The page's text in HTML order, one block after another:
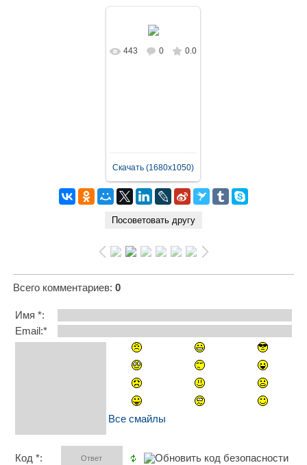
В реальном
443 0 0.0
Скачать (1680x1050)
Всего комментариев: 0
Имя *:
Email:*
Все смайлы
Код *: